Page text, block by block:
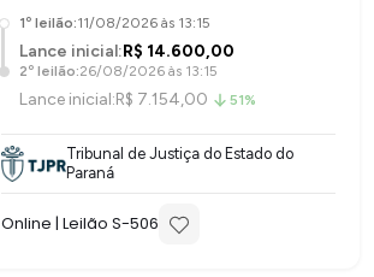
1º leilão:11/08/2026 às 13:15
Lance inicial:R$ 14.600,00
2º leilão:26/08/2026 às 13:15
Lance inicial:R$ 7.154,00 51%
Tribunal de Justiça do Estado do
Paraná
Online | Leilão S-506